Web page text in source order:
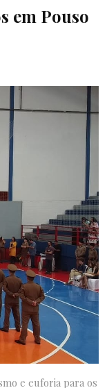
em Pouso
e euforia para os